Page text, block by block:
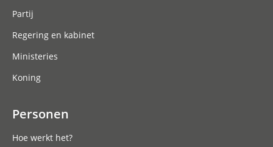
Partij
Regering en kabinet
Ministeries
Koning
Personen
Hoe werkt het?